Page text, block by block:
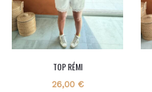
TOP RÉMI
26,00 €